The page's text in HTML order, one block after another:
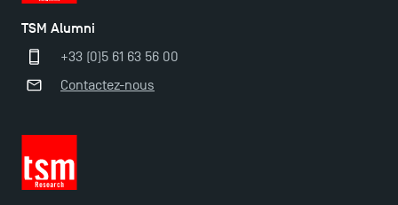
TSM Alumni
+33 (0)5 61 63 56 00
Contactez-nous